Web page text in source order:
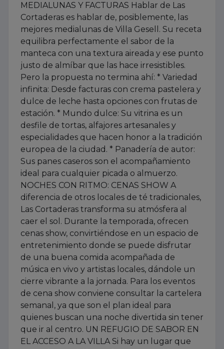
MEDIALUNAS Y FACTURAS Hablar de Las
Cortaderas es hablar de, posiblemente, las
mejores medialunas de Villa Gesell. Su receta
equilibra perfectamente el sabor de la
manteca con una textura aireada y ese punto
justo de almíbar que las hace irresistibles.
Pero la propuesta no termina ahí: * Variedad
infinita: Desde facturas con crema pastelera y
dulce de leche hasta opciones con frutas de
estación. * Mundo dulce: Su vitrina es un
desfile de tortas, alfajores artesanales y
especialidades que hacen honor a la tradición
europea de la ciudad. * Panadería de autor:
Sus panes caseros son el acompañamiento
ideal para cualquier picada o almuerzo.
NOCHES CON RITMO: CENAS SHOW A
diferencia de otros locales de té tradicionales,
Las Cortaderas transforma su atmósfera al
caer el sol. Durante la temporada, ofrecen
cenas show, convirtiéndose en un espacio de
entretenimiento donde se puede disfrutar
de una buena comida acompañada de
música en vivo y artistas locales, dándole un
cierre vibrante a la jornada. Para los eventos
de cena show conviene consultar la cartelera
semanal, ya que son el plan ideal para
quienes buscan una noche divertida sin tener
que ir al centro. UN REFUGIO DE SABOR EN
EL ACCESO A LA VILLA Si hay un lugar que